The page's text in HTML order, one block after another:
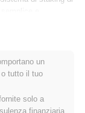
lanciato nel 2022
esposizione
team di
token ETH
un
tutto il tuo
solo a
finanziaria